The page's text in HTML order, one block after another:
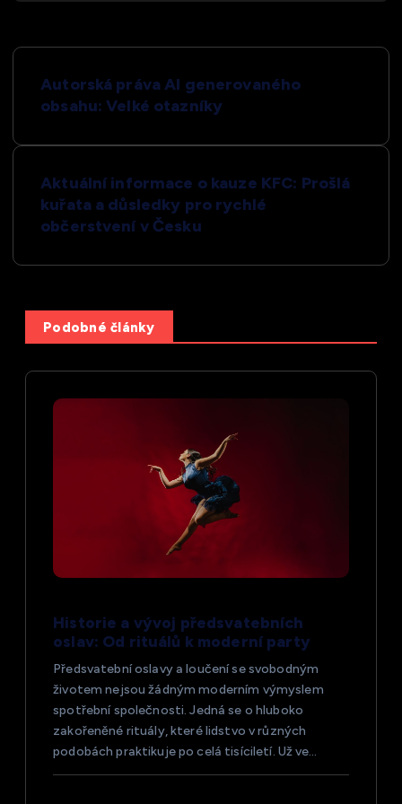
N
v
e
Autorská práva AI generovaného
obsahu: Velké otazníky
Aktuální informace o kauze KFC: Prošlá
kuřata a důsledky pro rychlé
občerstvení v Česku
Podobné články
Historie a vývoj předsvatebních
oslav: Od rituálů k moderní party
Předsvatební oslavy a loučení se svobodným
životem nejsou žádným moderním výmyslem
spotřební společnosti. Jedná se o hluboko
zakořeněné rituály, které lidstvo v různých
podobách praktikuje po celá tisíciletí. Už ve…